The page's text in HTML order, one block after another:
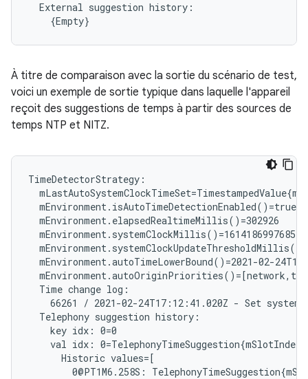
External suggestion
À titre de comparaison avec la sortie du scénario de test,
voici un exemple de sortie typique dans laquelle l'appareil
reçoit des suggestions de temps à partir des sources de
temps NTP et NITZ.
Time change
66261
/ 2021-02-24T17:12:41.020Z - Set system
Telephony suggestion
key idx:
val idx:
Historic
0@PT1M6.258S: